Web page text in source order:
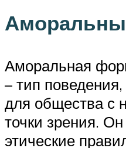
Аморальная
– тип
для общества с
точки зрения.
этические